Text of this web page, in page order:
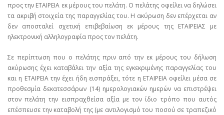
προς την ΕΤΑΙΡΕΙΑ εκ μέρους του πελάτη. Ο πελάτης οφείλει να δηλώσει
τα ακριβή στοιχεία της παραγγελίας του. Η ακύρωση δεν επέρχεται αν
δεν αποσταλεί σχετική επιβεβαίωση εκ μέρους της ΕΤΑΙΡΕΙΑΣ με
ηλεκτρονική αλληλογραφία προς τον πελάτη.
Σε περίπτωση που ο πελάτης πριν από την εκ μέρους του δήλωση
ακύρωσης έχει καταβάλει την αξία της εγκεκριμένης παραγγελίας του
και η ΕΤΑΙΡΕΙΑ την έχει ήδη εισπράξει, τότε η ΕΤΑΙΡΕΙΑ οφείλει μέσα σε
προθεσμία δεκατεσσάρων (14) ημερολογιακών ημερών να επιστρέψει
στον πελάτη την εισπραχθείσα αξία με τον ίδιο τρόπο που αυτός
επέσπευσε την καταβολή της (με αντιλογισμό του ποσού σε τραπεζικό